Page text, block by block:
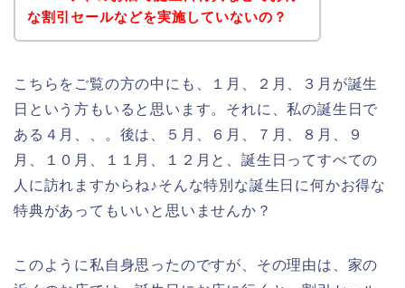
な割引セールなどを実施していないの？
こちらをご覧の方の中にも、１月、２月、３月が誕生
日という方もいると思います。それに、私の誕生日で
ある４月、、。後は、５月、６月、７月、８月、９
月、１０月、１１月、１２月と、誕生日ってすべての
人に訪れますからね♪そんな特別な誕生日に何かお得な
特典があってもいいと思いませんか？
このように私自身思ったのですが、その理由は、家の